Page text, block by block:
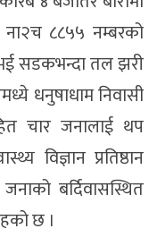
८८५५ नम्बरको
सडकभन्दा तल झरी
धनुषाधाम निवासी
चार जनालाई थप
विज्ञान प्रतिष्ठान
बर्दिवासस्थित
छ ।